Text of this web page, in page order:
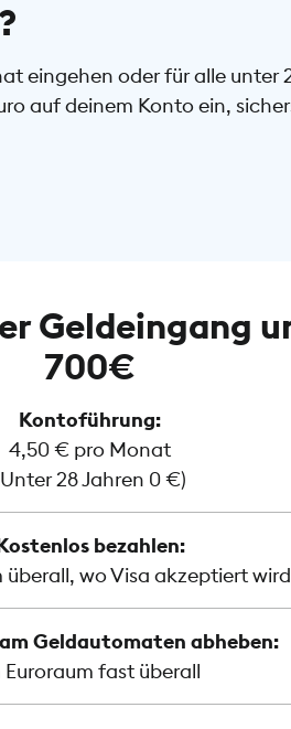
eingehen oder für alle unter
auf deinem Konto ein,
Geldeingang
700€
Kontoführung:
4,50 € pro Monat
28 Jahren 0 €)
bezahlen:
überall, wo Visa akzeptiert wird
Geldautomaten abheben:
Euroraum fast überall